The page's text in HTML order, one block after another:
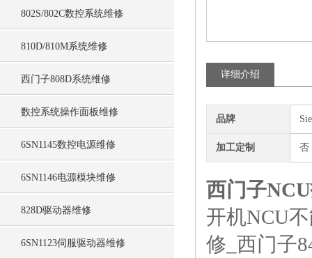
802S/802C数控系统维修
810D/810M系统维修
西门子808D系统维修
数控系统操作面板维修
6SN1145数控电源维修
6SN1146电源模块维修
828D驱动器维修
6SN1123伺服驱动器维修
详细介绍
品牌
加工定制 否
西门子
开机NCU
修_西门子